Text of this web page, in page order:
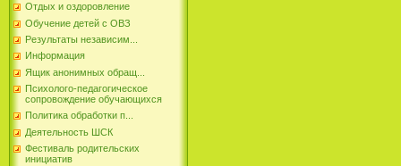
Отдых и оздоровление
Обучение детей с ОВЗ
Результаты независим...
Информация
Ящик анонимных обращ...
Психолого-педагогическое
сопровождение обучающихся
Политика обработки п...
Деятельность ШСК
Фестиваль родительских
инициатив